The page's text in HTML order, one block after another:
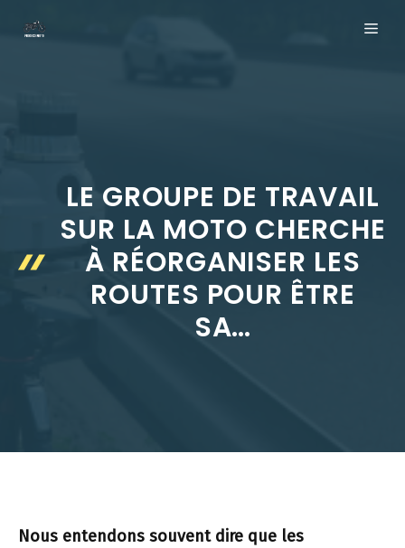
LE GROUPE DE TRAVAIL
SUR LA MOTO CHERCHE
À RÉORGANISER LES
ROUTES POUR ÊTRE
SA…
Nous entendons souvent dire que les